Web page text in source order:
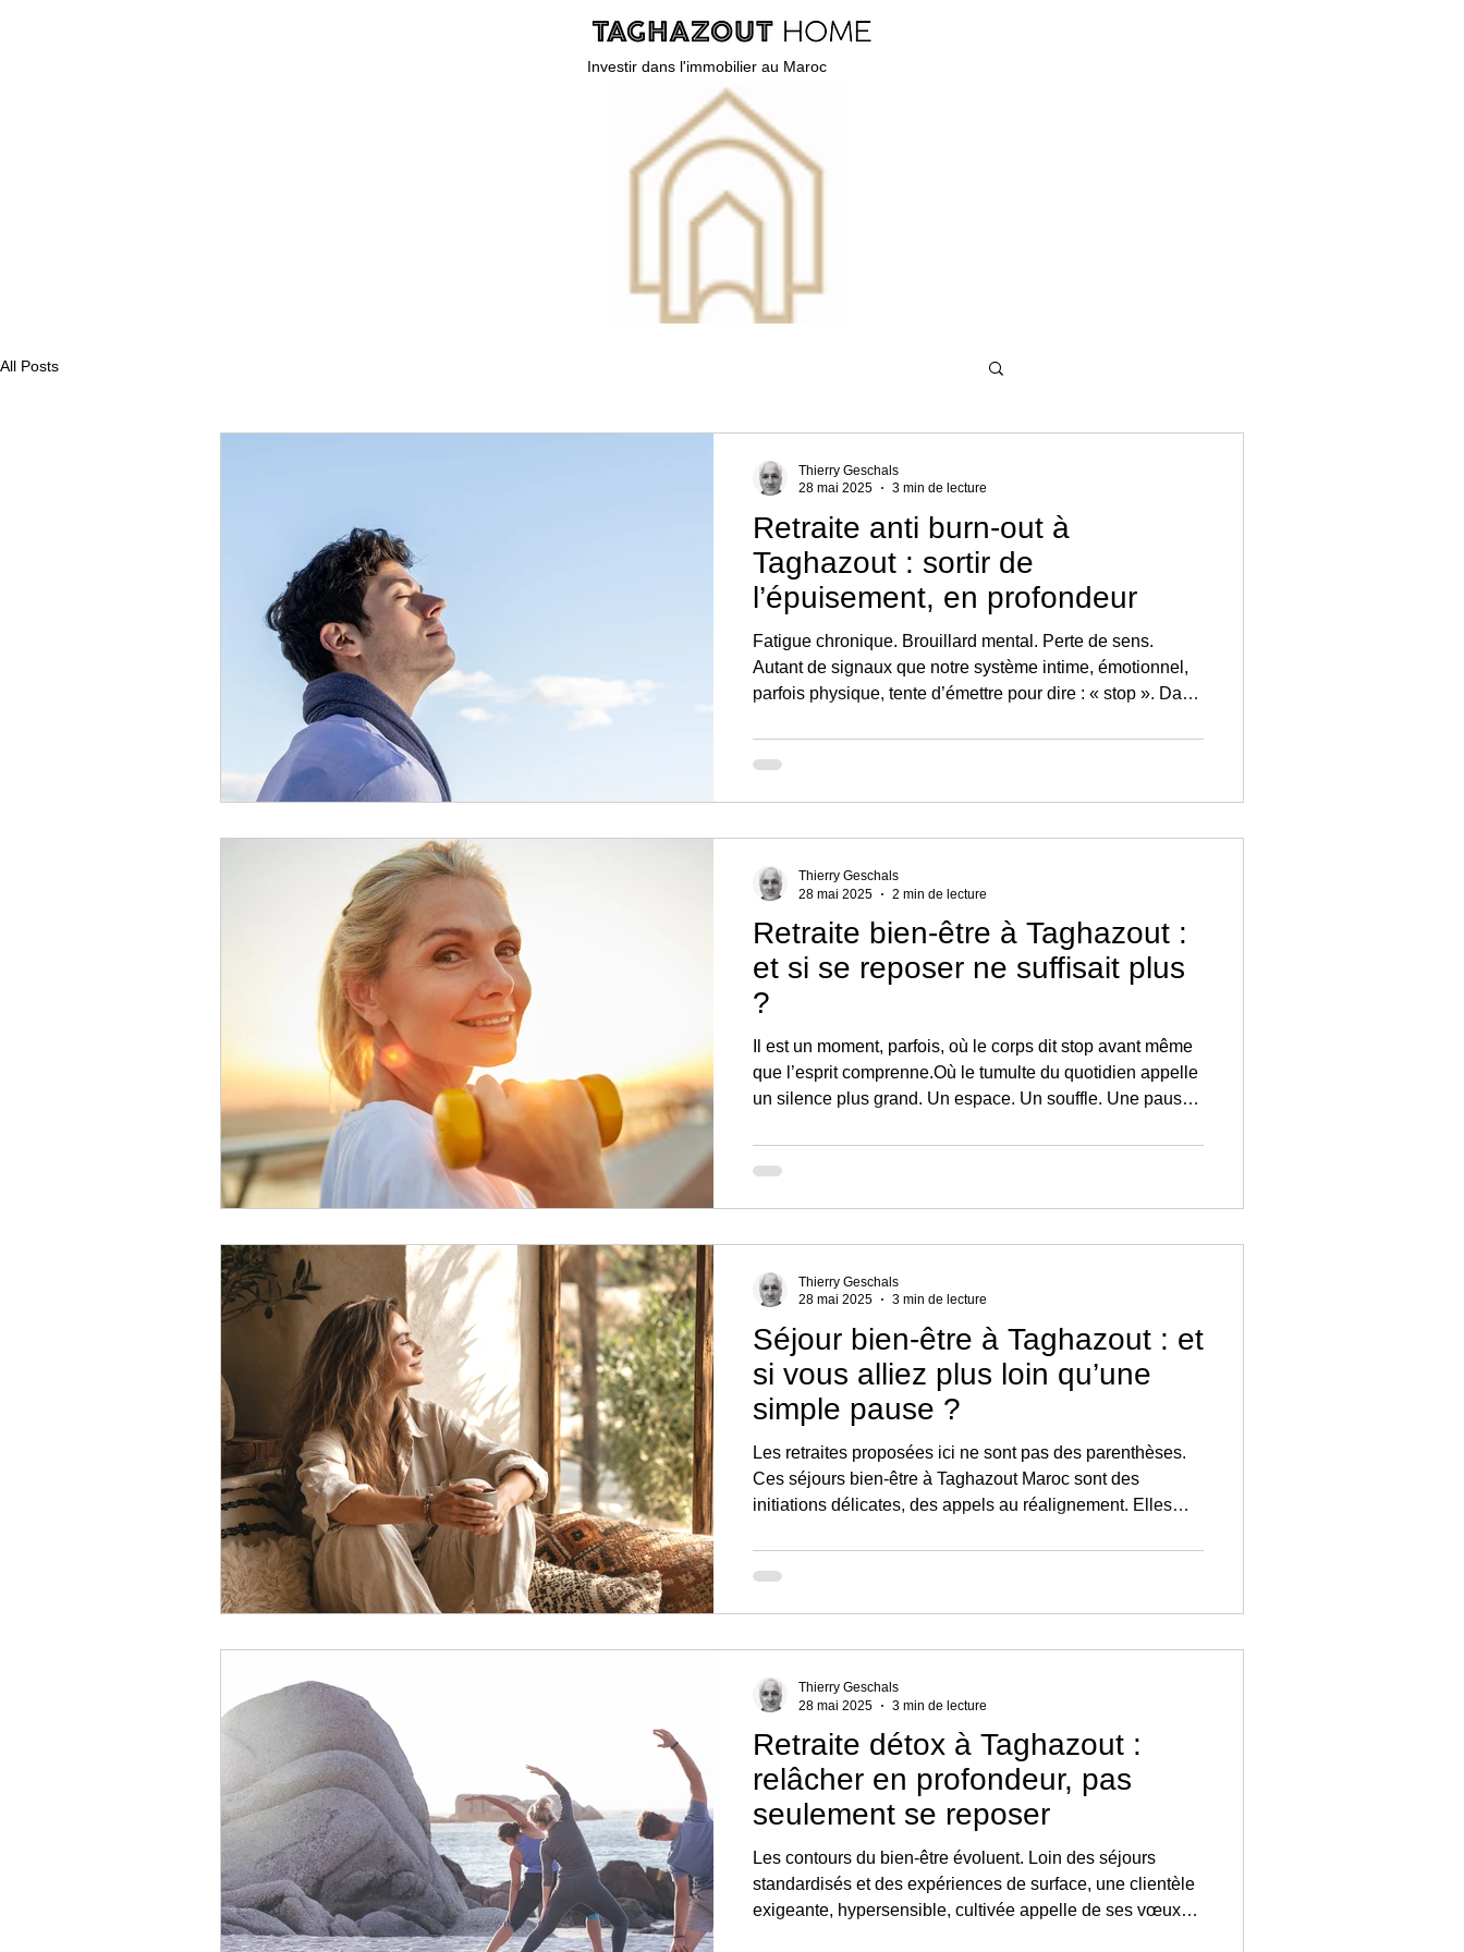
Investir dans l'immobilier au Maroc
All Posts
Retraite anti burn-out à
Taghazout : sortir de
l’épuisement, en profondeur
Fatigue chronique. Brouillard mental. Perte de sens.
Autant de signaux que notre système intime, émotionnel,
parfois physique, tente d’émettre pour dire : « stop ». Dans
performance est devenue norme, le burn-out ne se
manifeste plus seulement dans les corps, mais dans les
âmes.
Thierry Geschals
28 mai 2025
3 min de lecture
Retraite bien-être à Taghazout :
et si se reposer ne suffisait plus
?
Il est un moment, parfois, où le corps dit stop avant même
que l’esprit comprenne.Où le tumulte du quotidien appelle
un silence plus grand. Un espace. Un souffle. Une pause
et de transformation intérieure que naît une nouvelle façon
de voyager : les retraites bien-être sur mesure.
Thierry Geschals
28 mai 2025
2 min de lecture
Séjour bien-être à Taghazout : et
si vous alliez plus loin qu’une
simple pause ?
Les retraites proposées ici ne sont pas des parenthèses.
Ces séjours bien-être à Taghazout Maroc sont des
initiations délicates, des appels au réalignement. Elles
juste.
Thierry Geschals
28 mai 2025
3 min de lecture
Retraite détox à Taghazout :
relâcher en profondeur, pas
seulement se reposer
Les contours du bien-être évoluent. Loin des séjours
standardisés et des expériences de surface, une clientèle
exigeante, hypersensible, cultivée appelle de ses vœux
Thierry Geschals
28 mai 2025
3 min de lecture